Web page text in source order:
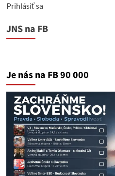
Prihlásiť sa
JNS na FB
Je nás na FB 90 000